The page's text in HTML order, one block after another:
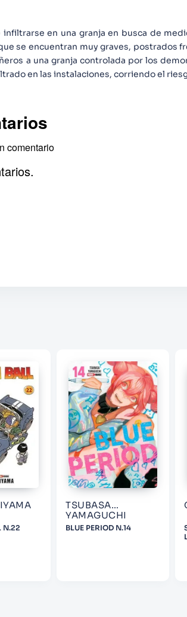
infiltrarse en una granja en busca de
se encuentran muy graves, postrados
a una granja controlada por los
en las instalaciones, corriendo el
comentario
COMENTARIO
N.22
TSUBASA
YAMAGUCHI
BLUE PERIOD N.14